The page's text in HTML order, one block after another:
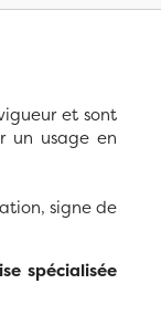
et sont
un usage en
signe de
spécialisée